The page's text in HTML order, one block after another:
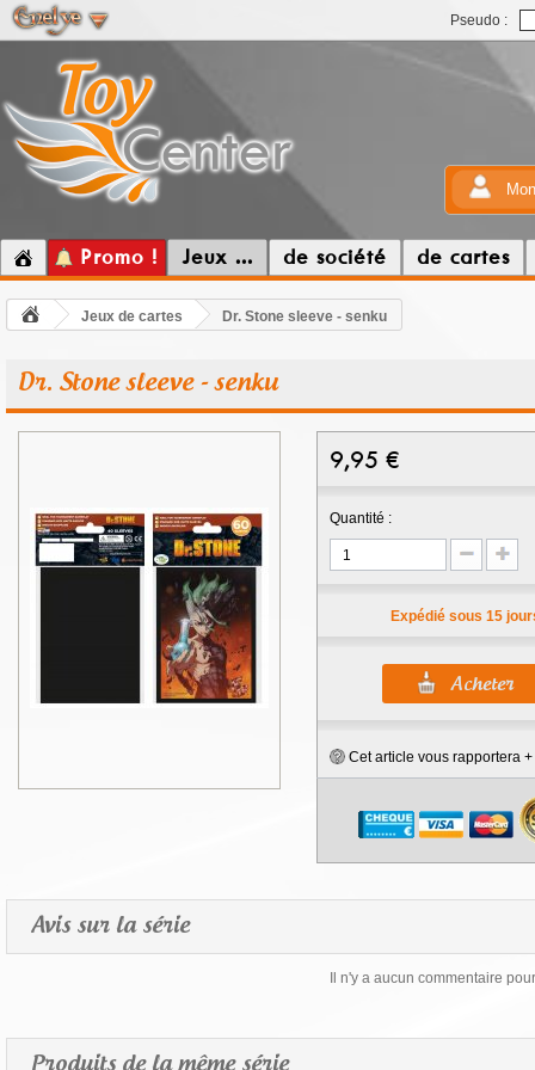
Pseudo :
Promo ! Jeux ... de société de cartes
Jeux de cartes Dr. Stone sleeve - senku
Dr. Stone sleeve - senku
9,95 €
Quantité :
Expédié sous 15
Cet article vous rapportera +
Avis sur la série
Il n'y a aucun commentaire
Produits de la même série